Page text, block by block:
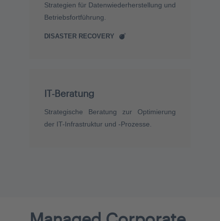
Strategien für Datenwiederherstellung und
Betriebsfortführung.
DISASTER RECOVERY
IT-Beratung
Strategische Beratung zur Optimierung
der IT-Infrastruktur und -Prozesse.